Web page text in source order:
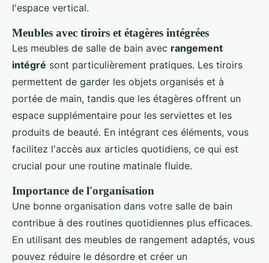
l'espace vertical.
Meubles avec tiroirs et étagères intégrées
Les meubles de salle de bain avec rangement
intégré sont particulièrement pratiques. Les tiroirs
permettent de garder les objets organisés et à
portée de main, tandis que les étagères offrent un
espace supplémentaire pour les serviettes et les
produits de beauté. En intégrant ces éléments, vous
facilitez l'accès aux articles quotidiens, ce qui est
crucial pour une routine matinale fluide.
Importance de l'organisation
Une bonne organisation dans votre salle de bain
contribue à des routines quotidiennes plus efficaces.
En utilisant des meubles de rangement adaptés, vous
pouvez réduire le désordre et créer un